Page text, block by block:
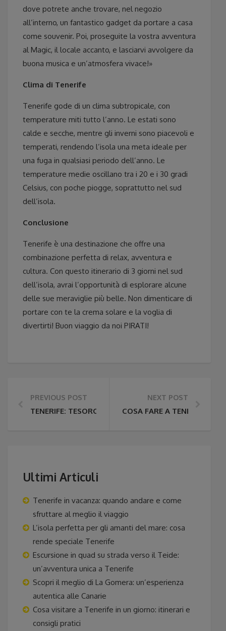
dove potrete anche trovare, nel negozio
all’interno, un fantastico gadget da portare a casa
come souvenir. Poi, proseguite la vostra avventura
al Magic, il locale accanto, e lasciarvi avvolgere da
buona musica e un’atmosfera vivace!»
Clima di Tenerife
Tenerife gode di un clima subtropicale, con
temperature miti tutto l’anno. Le estati sono
calde e secche, mentre gli inverni sono piacevoli e
temperati, rendendo l’isola una meta ideale per
una fuga in qualsiasi periodo dell’anno. Le
temperature medie oscillano tra i 20 e i 30 gradi
Celsius, con poche piogge, soprattutto nel sud
dell’isola.
Conclusione
Tenerife è una destinazione che offre una
combinazione perfetta di relax, avventura e
cultura. Con questo itinerario di 3 giorni nel sud
dell’isola, avrai l’opportunità di esplorare alcune
delle sue meraviglie più belle. Non dimenticare di
portare con te la crema solare e la voglia di
divertirti! Buon viaggio da noi PIRATI!
PREVIOUS POST
TENERIFE: TESORO DELLE CANARIE
NEXT POST
COSA FARE A TENERIFE IN
Ultimi Articuli
Tenerife in vacanza: quando andare e come
sfruttare al meglio il viaggio
L’isola perfetta per gli amanti del mare: cosa
rende speciale Tenerife
Escursione in quad su strada verso il Teide:
un’avventura unica a Tenerife
Scopri il meglio di La Gomera: un’esperienza
autentica alle Canarie
Cosa visitare a Tenerife in un giorno: itinerari e
consigli pratici